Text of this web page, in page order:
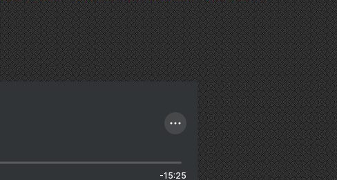
-15:25